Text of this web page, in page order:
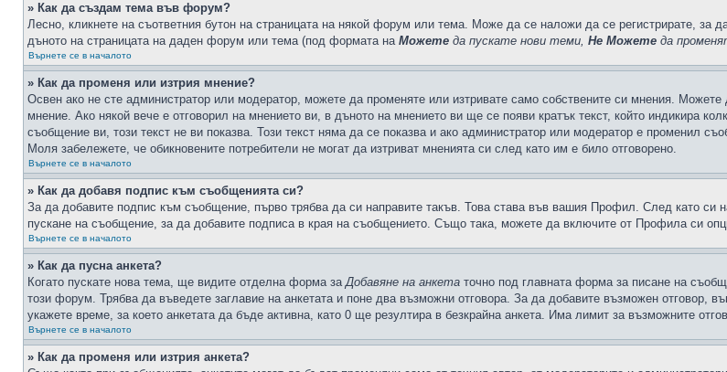
» Как да създам тема във форум?
Лесно, кликнете на съответния бутон на страницата на някой форум или тема. Може да се наложи да се регистрирате,
дъното на страницата на даден форум или тема (под формата на Можете да пускате нови теми, Не Можете да
Върнете се в началото
» Как да променя или изтрия мнение?
Освен ако не сте администратор или модератор, можете да променяте или изтривате само собствените си мнения.
мнение. Ако някой вече е отговорил на мнението ви, в дъното на мнението ви ще се появи кратък текст, който индикира
съобщение ви, този текст не ви показва. Този текст няма да се показва и ако администратор или модератор е променил
Моля забележете, че обикновените потребители не могат да изтриват мненията си след като им е било отговорено.
Върнете се в началото
» Как да добавя подпис към съобщенията си?
За да добавите подпис към съобщение, първо трябва да си направите такъв. Това става във вашия Профил. След като си
пускане на съобщение, за да добавите подписа в края на съобщението. Също така, можете да включите от Профила си
Върнете се в началото
» Как да пусна анкета?
Когато пускате нова тема, ще видите отделна форма заДобавяне на анкета точно под главната форма за писане на
този форум. Трябва да въведете заглавие на анкетата и поне два възможни отговора. За да добавите възможен отговор,
укажете време, за което анкетата да бъде активна, като 0 ще резултира в безкрайна анкета. Има лимит за възможните
Върнете се в началото
» Как да променя или изтрия анкета?